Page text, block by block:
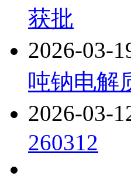
获批
2026-03-
吨钠电解
2026-03-
260312